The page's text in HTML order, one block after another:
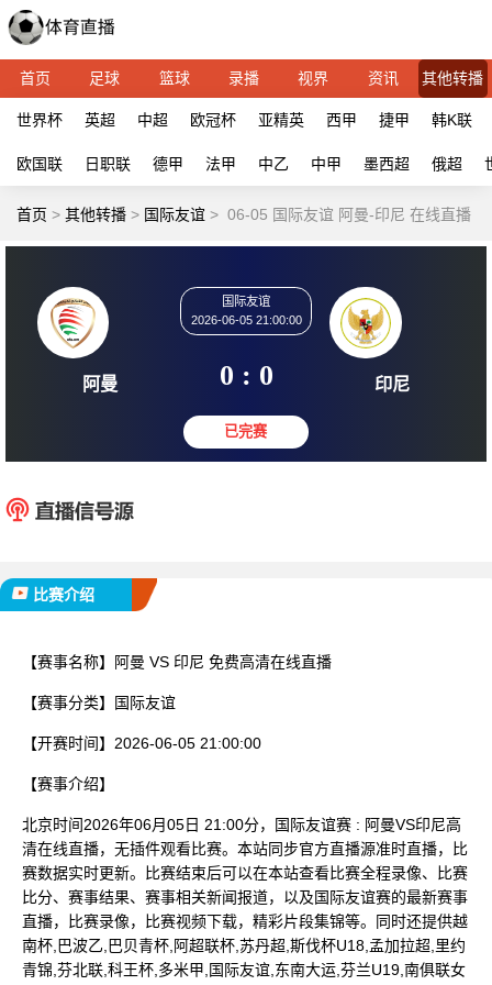
首页 足球 篮球 录播 视界 资讯 其他转播
世界杯 英超 中超 欧冠杯 亚精英 西甲 捷甲 韩K联
欧国联 日职联 德甲 法甲 中乙 中甲 墨西超 俄超
首页 > 其他转播 > 国际友谊 > 06-05 国际友谊 阿曼-印尼 在线直播
阿曼
国际友谊
2026-06-05 21:00:00
0 : 0 印
比赛介绍
【赛事名称】 阿曼 VS 印尼 免费高清在线直播
【赛事分类】 国际友谊
【开赛时间】 2026-06-05 21:00:00
【赛事介绍】
北京时间2026年06月05日 21:00分，国际友谊赛 : 阿曼VS印尼高
清在线直播，无插件观看比赛。本站同步官方直播源准时直播，比
赛数据实时更新。比赛结束后可以在本站查看比赛全程录像、比赛
比分、赛事结果、赛事相关新闻报道，以及国际友谊赛的最新赛事
直播，比赛录像，比赛视频下载，精彩片段集锦等。同时还提供越
南杯,巴波乙,巴贝青杯,阿超联杯,苏丹超,斯伐杯U18,孟加拉超,里约
青锦,芬北联,科王杯,多米甲,国际友谊,东南大运,芬兰U19,南俱联女